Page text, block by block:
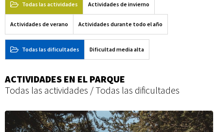
Todas las actividades Actividades de invierno
Actividades de verano Actividades durante todo el año
Todas las dificultades Dificultad media alta
ACTIVIDADES EN EL PARQUE
Todas las actividades /Todas las dificultades